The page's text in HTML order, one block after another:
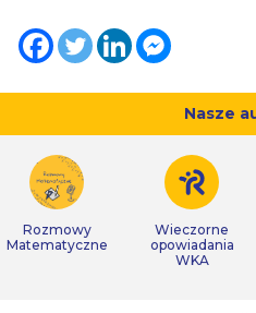
Nasze
Rozmowy
Matematyczne
Wieczorne
opowiadania
WKA